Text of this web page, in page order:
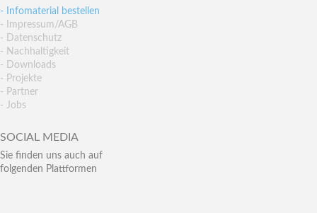
- Infomaterial bestellen
- Impressum/AGB
- Datenschutz
- Nachhaltigkeit
- Downloads
- Projekte
- Partner
- Jobs
SOCIAL MEDIA
Sie finden uns auch auf
folgenden Plattformen